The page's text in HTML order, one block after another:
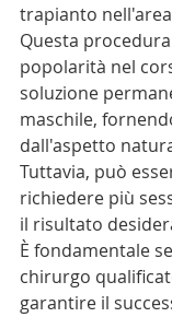
trapianto
Questa
popolarità nel
soluzione
maschile,
dall'aspetto
Tuttavia, può
richiedere più
il risultato
È fondamentale
chirurgo
garantire il